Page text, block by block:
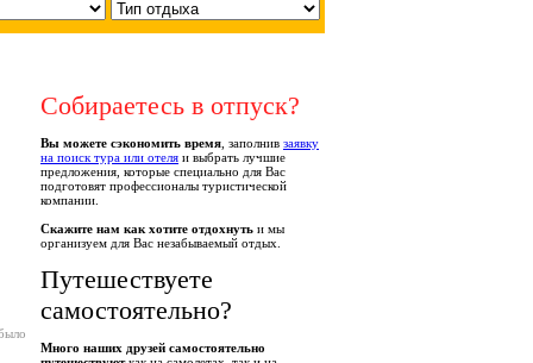
Собираетесь в отпуск?
Вы можете сэкономить время , заполнив заявку
на поиск тура или отеля и выбрать лучшие
предложения, которые специально для Вас
подготовят профессионалы туристической
компании.
Скажите нам как хотите отдохнуть и мы
организуем для Вас незабываемый отдых.
Путешествуете
самостоятельно?
Много наших друзей самостоятельно